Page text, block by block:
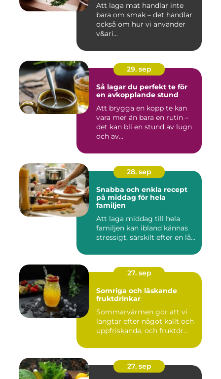
Att laga mat handlar inte
bara om smak – det handlar
också om hur vi använder
v&ari...
29. sep
Så lagar du perfekt te för
en avkopplande stund
Att brygga en kopp te kan
vara mer än bara en rutin –
det kan bli en stund av lugn
och av...
28. sep
Snabba och enkla recept
på middag för hela
familjen
Att laga middag till hela
familjen kan ibland kännas
stressigt, särskilt efter en lå...
27. sep
Somriga och läskande
fruktdrinkar
Sommarvärmen gör att vi
längtar efter något kallt och
uppfriskande, och fruktdr...
27. sep